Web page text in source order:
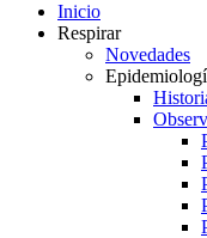
Inicio
Respirar
Novedades